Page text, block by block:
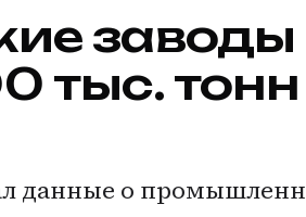
тыс.
данные о